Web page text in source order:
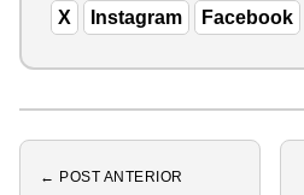
X Instagram Facebook
← POST ANTERIOR